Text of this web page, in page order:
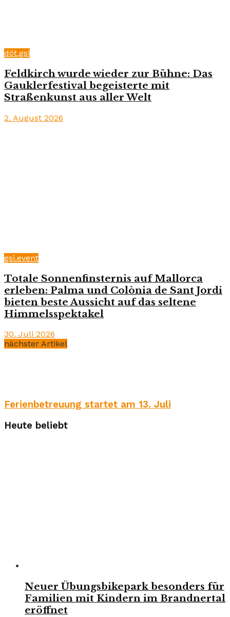
döt.gsi
Feldkirch wurde wieder zur Bühne: Das
Gauklerfestival begeisterte mit
Straßenkunst aus aller Welt
2. August 2026
gsi.event
Totale Sonnenfinsternis auf Mallorca
erleben: Palma und Colònia de Sant Jordi
bieten beste Aussicht auf das seltene
Himmelsspektakel
30. Juli 2026
nächster Artikel
Ferienbetreuung startet am 13. Juli
Heute beliebt
Neuer Übungsbikepark besonders für
Familien mit Kindern im Brandnertal
eröffnet